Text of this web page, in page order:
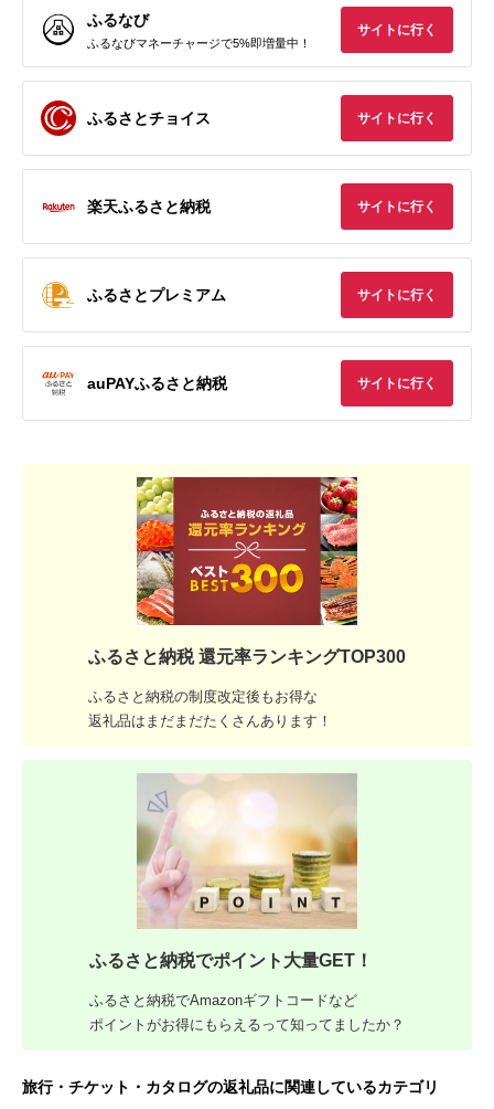
ふるなび
ふるなびマネーチャージで5%即増量中！
サイトに行く
ふるさとチョイス サイトに行く
楽天ふるさと納税 サイトに行く
ふるさとプレミアム サイトに行く
auPAYふるさと納税 サイトに行く
ふるさと納税 還元率ランキングTOP300
ふるさと納税の制度改定後もお得な
返礼品はまだまだたくさんあります！
ふるさと納税でポイント大量GET！
ふるさと納税でAmazonギフトコードなど
ポイントがお得にもらえるって知ってましたか？
旅行・チケット・カタログの返礼品に関連しているカテゴリ